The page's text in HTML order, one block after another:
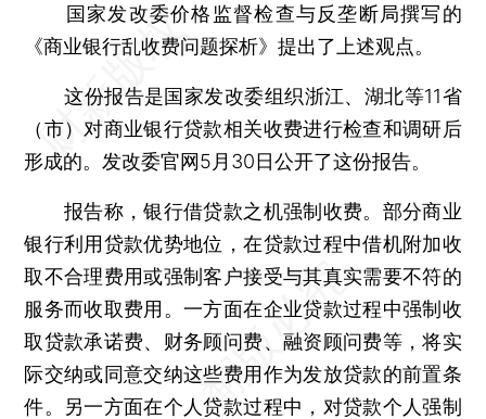
国家发改委价格监督检查与反垄断局撰写的
《商业银行乱收费问题探析》提出了上述观点。
这份报告是国家发改委组织浙江、湖北等11省
（市）对商业银行贷款相关收费进行检查和调研后
形成的。发改委官网5月30日公开了这份报告。
报告称，银行借贷款之机强制收费。部分商业
银行利用贷款优势地位，在贷款过程中借机附加收
取不合理费用或强制客户接受与其真实需要不符的
服务而收取费用。一方面在企业贷款过程中强制收
取贷款承诺费、财务顾问费、融资顾问费等，将实
际交纳或同意交纳这些费用作为发放贷款的前置条
件。另一方面在个人贷款过程中，对贷款个人强制